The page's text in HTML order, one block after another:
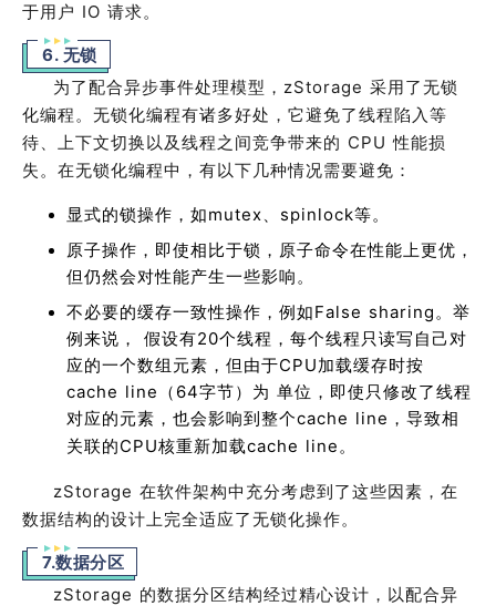
于用户 IO 请求。
6. 无锁
为了配合异步事件处理模型， zStorage 采用了无锁
化编程。无锁化编程有诸多好处，它避免了线程陷入等
待、上下文切换以及线程之间竞争带来的 CPU性能损
失。在无锁化编程中，有以下几种情况需要避免：
显式的锁操作，如mutex、spinlock等。
原子操作，即使相比于锁，原子命令在性能上更优，
但仍然会对性能产生一些影响。
不必要的缓存一致性操作，例如False sharing。举
例来说， 假设有20个线程，每个线程只读写自己对
应的一个数组元素，但由于CPU加载缓存时按
cache line（64字节）为 单位，即使只修改了线程
对应的元素，也会影响到整个cache line，导致相
关联的CPU核重新加载cache line。
zStorage 在软件架构中充分考虑到了这些因素，在
数据结构的设计上完全适应了无锁化操作。
7.数据分区
zStorage 的数据分区结构经过精心设计，以配合异